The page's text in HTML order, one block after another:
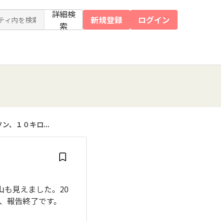
詳細検
索
新規登録 ログイン
、１０キロ...
も見えました。20
告終了です。